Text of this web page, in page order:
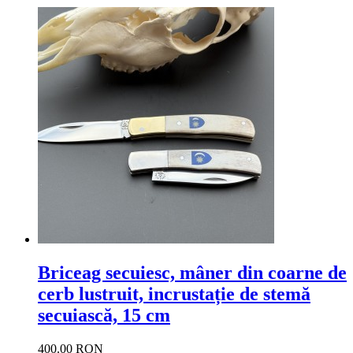
Briceag secuiesc, mâner din coarne de
cerb lustruit, incrustație de stemă
secuiască, 15 cm
400.00 RON